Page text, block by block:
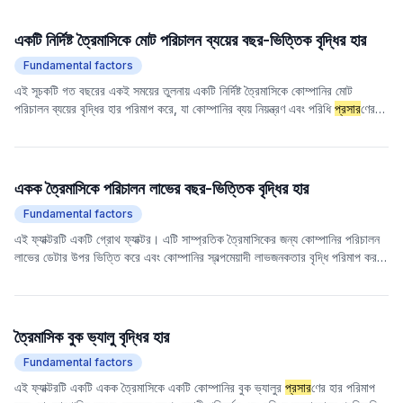
বিপরীতভাবে, অনুপাত যত কম, আর্থিক ঝুঁকি তত কম, তবে এর অর্থ এও হতে পারে যে
কোম্পানি আর্থিক লিভারেজ ব্যবহার করেপ্রসারিত করার সুযোগটি হাতছাড়া করেছে।
একটি নির্দিষ্ট ত্রৈমাসিকে মোট পরিচালন ব্যয়ের বছর-ভিত্তিক বৃদ্ধির হার
Fundamental factors
এই সূচকটি গত বছরের একই সময়ের তুলনায় একটি নির্দিষ্ট ত্রৈমাসিকে কোম্পানির মোট
পরিচালন ব্যয়ের বৃদ্ধির হার পরিমাপ করে, যা কোম্পানির ব্যয় নিয়ন্ত্রণ এবং পরিধিপ্রসারণের
একটি ঋণাত্মক মান ব্যয়ের হ্রাস নির্দেশ করে।
একক ত্রৈমাসিকে পরিচালন লাভের বছর-ভিত্তিক বৃদ্ধির হার
Fundamental factors
এই ফ্যাক্টরটি একটি গ্রোথ ফ্যাক্টর। এটি সাম্প্রতিক ত্রৈমাসিকের জন্য কোম্পানির পরিচালন
লাভের ডেটার উপর ভিত্তি করে এবং কোম্পানির স্বল্পমেয়াদী লাভজনকতার বৃদ্ধি পরিমাপ করতে
করে, মৌসুমী কারণগুলির প্রভাব দূর করা যেতে পারে যাতে কোম্পানির লাভজনকতার পরিবর্তনের
একটি কোম্পানির ব্যবসার দ্রুত সম্
প্রসার
বিনিয়োগে এটি একটি গুরুত্বপূর্ণ রেফারেন্স সূচক।
ত্রৈমাসিক বুক ভ্যালু বৃদ্ধির হার
Fundamental factors
এই ফ্যাক্টরটি একটি একক ত্রৈমাসিকে একটি কোম্পানির বুক ভ্যালুর প্রসারণের হার পরিমাপ